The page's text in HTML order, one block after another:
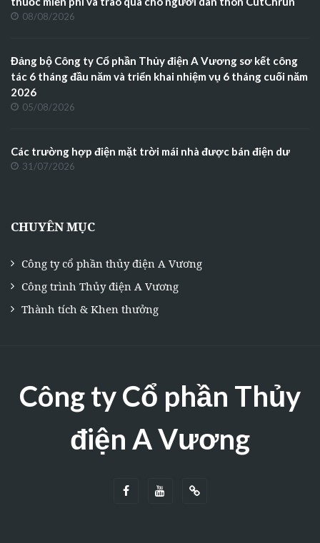
08/08/2026
Đảng bộ Công ty Cổ phần Thủy điện A Vương sơ kết công
tác 6 tháng đầu năm và triển khai nhiệm vụ 6 tháng cuối năm
2026
05/08/2026
Các trường hợp điện mặt trời mái nhà được bán điện dư
31/07/2026
CHUYÊN MỤC
Công ty cổ phần thủy điện A Vương
Công trình Thủy điện A Vương
Thành tích & Khen thưởng
Công ty Cổ phần Thủy
điện A Vương